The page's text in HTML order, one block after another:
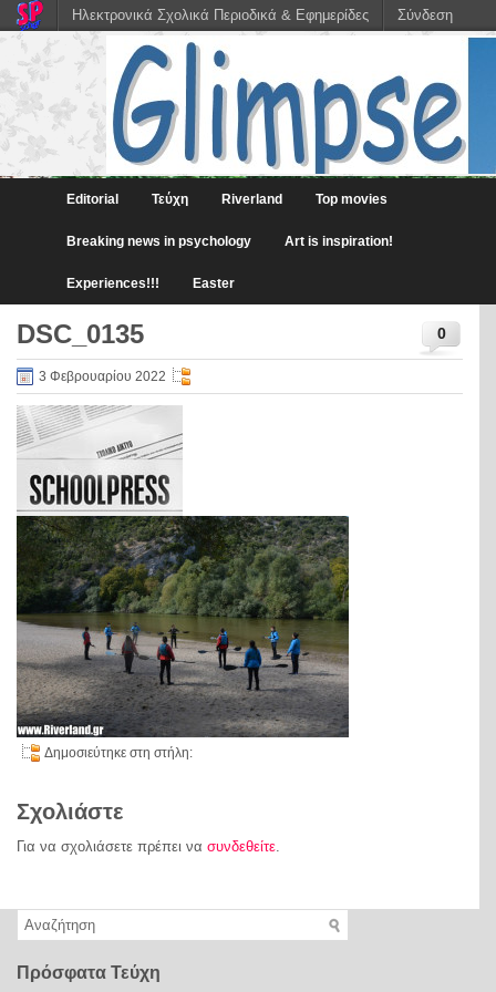
Editorial Τεύχη Riverland Top movies
Breaking news in psychology Art is inspiration!
Experiences!!! Easter
0
DSC_0135
3 Φεβρουαρίου 2022
Δημοσιεύτηκε στη στήλη:
Σχολιάστε
Για να σχολιάσετε πρέπει να συνδεθείτε.
Πρόσφατα Τεύχη
Ηλεκτρονικά Σχολικά Περιοδικά & Εφημερίδες Σύνδεση